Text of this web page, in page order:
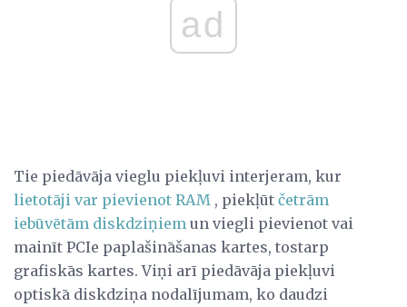
ad
Tie piedāvāja vieglu piekļuvi interjeram, kur
lietotāji var pievienot RAM , piekļūt četrām
iebūvētām diskdziņiem un viegli pievienot vai
mainīt PCIe paplašināšanas kartes, tostarp
grafiskās kartes. Viņi arī piedāvāja piekļuvi
optiskā diskdziņa nodalījumam, ko daudzi